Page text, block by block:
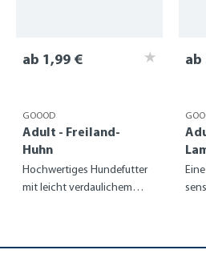
GOOOD
Adult - Freiland-
Huhn
Hochwertiges Hundefutter
mit leicht verdaulichem
ab 1,99 € ab